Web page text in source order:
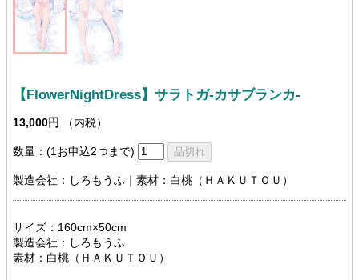
【FlowerNightDress】サラトガ-カサブランカ-
13,000円 （内税）
数量：(1お申込2つまで)
製造会社：しろもうふ｜素材：白桃（ＨＡＫＵＴＯＵ）
サイズ：160cm×50cm
製造会社：しろもうふ
素材：白桃（ＨＡＫＵＴＯＵ）